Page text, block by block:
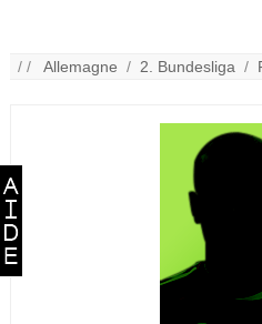
/ /Allemagne /2. Bundesliga /